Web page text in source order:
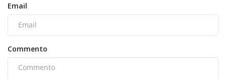
Email
Commento